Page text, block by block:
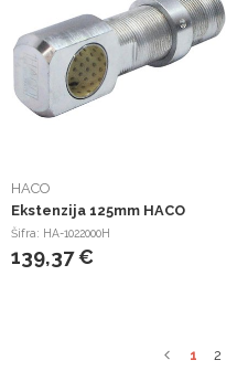
HACO
Ekstenzija 125mm HACO
Šifra: HA-1022000H
139,37 €
1 2